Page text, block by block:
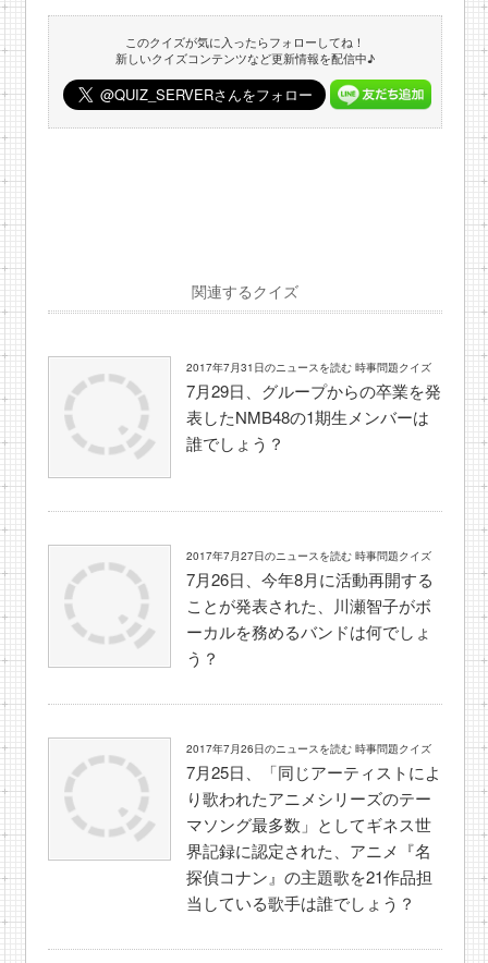
このクイズが気に入ったらフォローしてね！
新しいクイズコンテンツなど更新情報を配信中♪
関連するクイズ
2017年7月31日のニュースを読む 時事問題クイズ
7月29日、グループからの卒業を発
表したNMB48の1期生メンバーは
誰でしょう？
2017年7月27日のニュースを読む 時事問題クイズ
7月26日、今年8月に活動再開する
ことが発表された、川瀬智子がボ
ーカルを務めるバンドは何でしょ
う？
2017年7月26日のニュースを読む 時事問題クイズ
7月25日、「同じアーティストによ
り歌われたアニメシリーズのテー
マソング最多数」としてギネス世
界記録に認定された、アニメ『名
探偵コナン』の主題歌を21作品担
当している歌手は誰でしょう？